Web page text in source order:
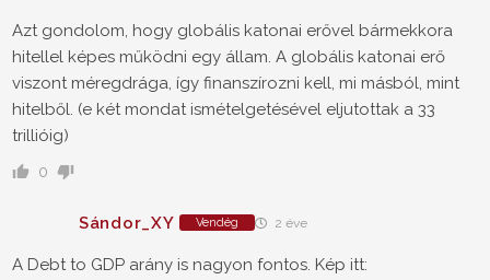
Azt gondolom, hogy globális katonai erővel bármekkora
hitellel képes működni egy állam. A globális katonai erő
viszont méregdrága, így finanszírozni kell, mi másból, mint
hitelből. (e két mondat ismételgetésével eljutottak a 33
trillióig)
0
Sándor_XY Vendég 2 éve
A Debt to GDP arány is nagyon fontos. Kép itt: